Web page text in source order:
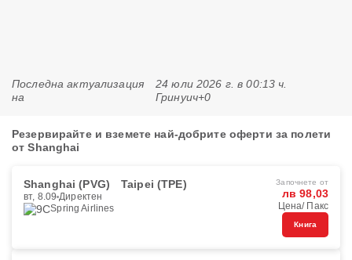
Последна актуализация
на
24 юли 2026 г. в 00:13 ч.
Гринуич+0
Резервирайте и вземете най-добрите оферти за полети
от Shanghai
Shanghai (PVG) Taipei (TPE)
вт, 8.09 Директен
Spring Airlines
Започнете от
лв 98,03
Цена/ Пакс
Книга